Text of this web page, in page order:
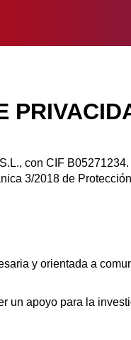
con CIF
3/2018 de
y orientada a
un apoyo para la